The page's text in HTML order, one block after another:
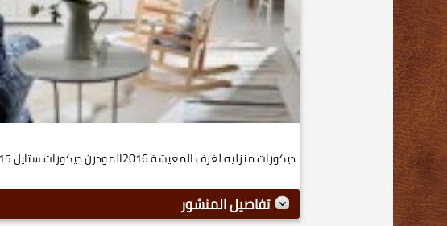
ديكورات منزليه لغرف المعيشة 2016المودرن ديكورات ستايل 2015...
تفاصيل المنشور